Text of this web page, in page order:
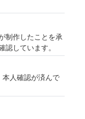
制作したことを承
認しています。
本人確認が済んで